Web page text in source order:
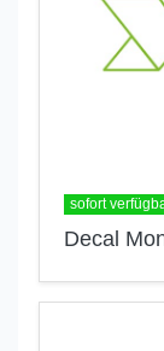
sofort
Decal